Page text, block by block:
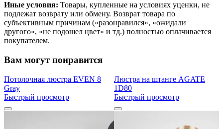
Иные условия: Товары, купленные на условиях уценки, не
подлежат возврату или обмену. Возврат товара по
субъективным причинам («разонравился», «ожидали
другого», «не подошел цвет» и тд.) полностью оплачивается
покупателем.
Вам могут понравится
Потолочная люстра EVEN 8
Gray
Быстрый просмотр
Люстра на штанге AGATE
1D80
Быстрый просмотр